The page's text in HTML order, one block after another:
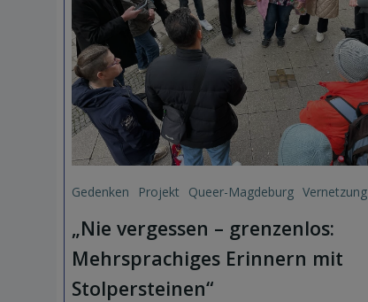
Gedenken Projekt Queer-Magdeburg Vernetzung
„Nie vergessen – grenzenlos:
Mehrsprachiges Erinnern mit
Stolpersteinen“